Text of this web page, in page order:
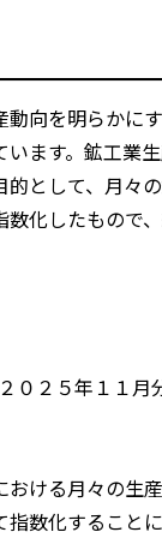
向を明らかに
ます。鉱工業
として、月々
化したもので
０２５年１１月
ける月々の生
数化すること